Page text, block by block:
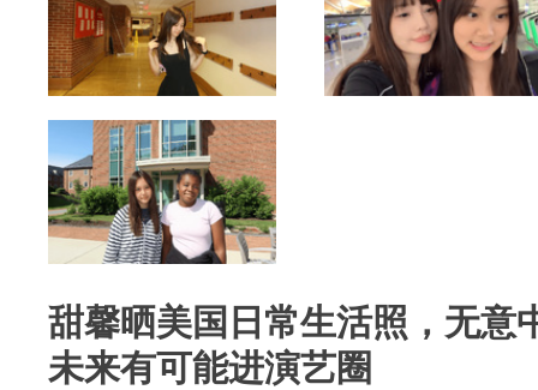
甜馨晒美国日常生活照，无意
未来有可能进演艺圈